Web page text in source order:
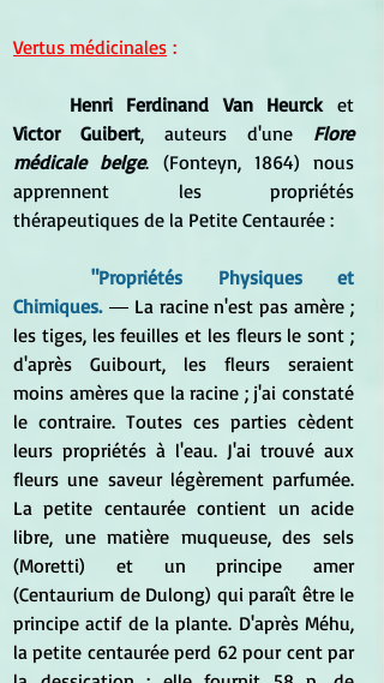
Vertus médicinales :
	Henri Ferdinand Van Heurck
Victor Guibert, auteurs d'une Flore
médicale belge. (Fonteyn, 1864) nous
apprennent les propriétés
thérapeutiques de la Petite Centaurée :
	"Propriétés Physiques et
Chimiques. ― La racine n'est pas amère ;
les tiges, les feuilles et les fleurs le sont ;
d'après Guibourt, les fleurs seraient
moins amères que la racine ; j'ai constaté
le contraire. Toutes ces parties cèdent
leurs propriétés à l'eau. J'ai trouvé aux
fleurs une saveur légèrement parfumée.
La petite centaurée contient un acide
libre, une matière muqueuse, des sels
(Moretti) et un principe amer
(Centaurium de Dulong) qui paraît être le
principe actif de la plante. D'après Méhu,
la petite centaurée perd 62 pour cent par